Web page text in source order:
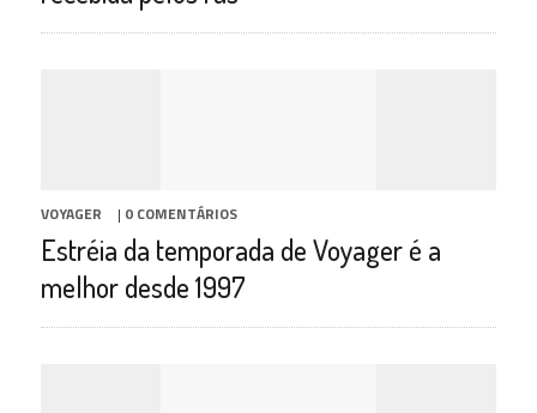
VOYAGER | 0 COMENTÁRIOS
Estréia da temporada de Voyager é a
melhor desde 1997